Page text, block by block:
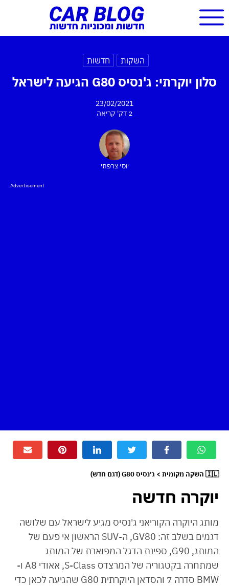
השקות חדשות
סלון יוקרתי: ג'נסיס G80 הגיעה לישראל
23/02/2021
2 דק'
קריאה
יוסי צרפתי
Advertisement
🇮🇱 השקה מקומית > ג׳נסיס G80 (דגם חדש)
יוקרה חדשה
מותג היוקרה הקוריאני ג'נסיס מגיע לישראל עם שלושה
דגמים בשלב זה: GV80, ה-SUV הראשון אי פעם של
המותג, G90, ספינת הדגל המפוארת של המותג
שמתחרה בקטגוריה של המרצדס S-Class, אאודי A8 ו-
BMW סדרה 7 והסדאן היוקרתית G80 שהגיעה לכאן כדי